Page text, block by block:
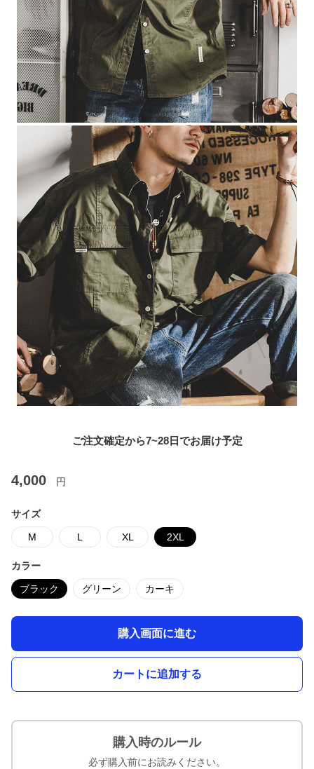
ご注文確定から7~28日でお届け予定
4,000 円
サイズ
M L XL 2XL
カラー
ブラック グリーン カーキ
購入画面に進む
カートに追加する
購入時のルール
必ず購入前にお読みください。